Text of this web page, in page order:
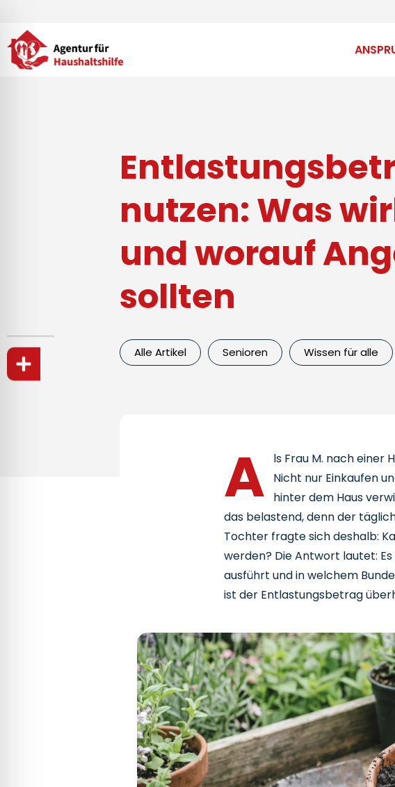
Inhalt
springen
nutzen: Was
und worauf
sollten
Alle Artikel Senioren Wissen für alle
A
ls Frau M. nach einer
Nicht nur Einkaufen
hinter dem Haus
das belastend, denn der
Tochter fragte sich deshalb:
werden? Die Antwort lautet:
ausführt und in welchem
ist der Entlastungsbetrag